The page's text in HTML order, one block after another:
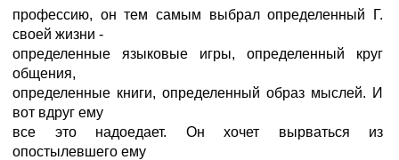
профессию, он тем самым выбрал определенный Г.
своей жизни -
определенные языковые игры, определенный круг
общения,
определенные книги, определенный образ мыслей. И
вот вдруг ему
все это надоедает. Он хочет вырваться из
опостылевшего ему